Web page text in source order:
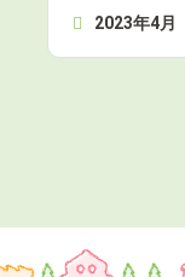
2023年4月